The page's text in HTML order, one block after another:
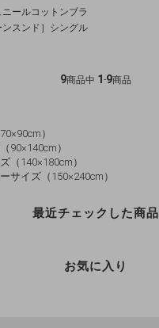
ールコットンブラ
スンド］シングル
9商品中 1 -9商品
）
90×140cm）
（140×180cm）
サイズ（150×240cm）
最近チェックした商品
お気に入り